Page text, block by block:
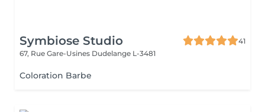
Symbiose Studio
41
67, Rue Gare-Usines Dudelange L-3481
Coloration Barbe